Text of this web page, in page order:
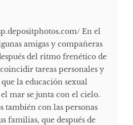
En el
amigas y compañeras
del ritmo frenético de
coincidir tareas personales y
la educación sexual
mar se junta con el cielo.
también con las personas
familias, que después de